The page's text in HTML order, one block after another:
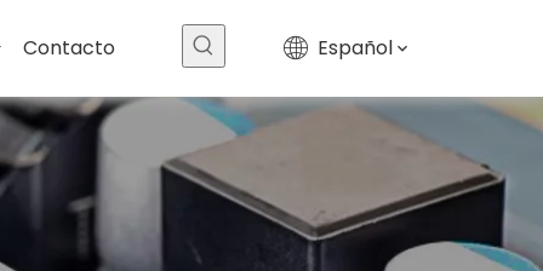
Contacto Español